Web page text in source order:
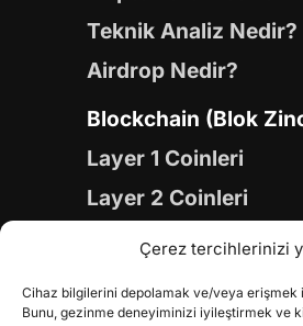
Çerez tercihlerinizi
Cihaz bilgilerini depolamak ve/veya erişmek
Bunu, gezinme deneyiminizi iyileştirmek ve
Teknik Analiz Nedir?
Airdrop Nedir?
Blockchain (Blok
Layer 1 Coinleri
Layer 2 Coinleri
Yapay Zeka (AI)
Gaming Coinleri